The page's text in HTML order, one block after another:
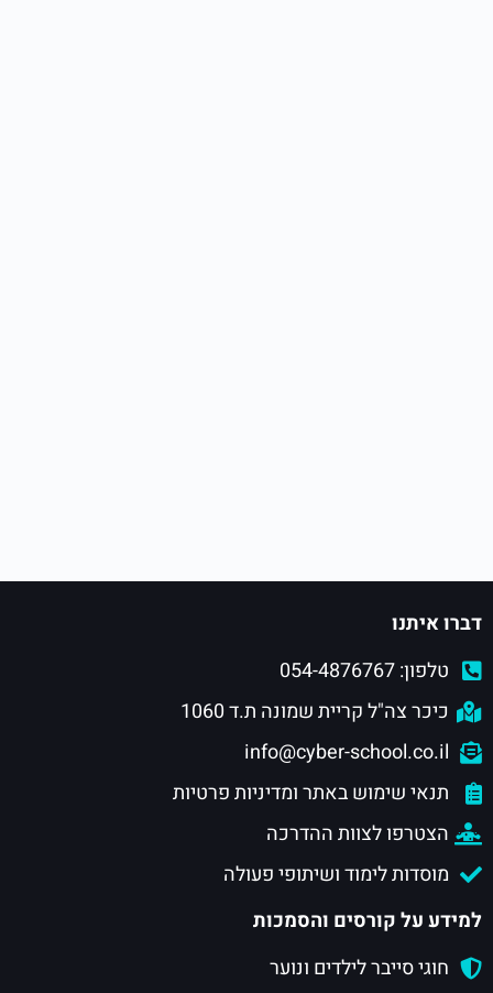
דברו איתנו
טלפון: 054-4876767
כיכר צה"ל קריית שמונה ת.ד 1060
info@cyber-school.co.il
תנאי שימוש באתר ומדיניות פרטיות
הצטרפו לצוות ההדרכה
מוסדות לימוד ושיתופי פעולה
למידע על קורסים והסמכות
חוגי סייבר לילדים ונוער